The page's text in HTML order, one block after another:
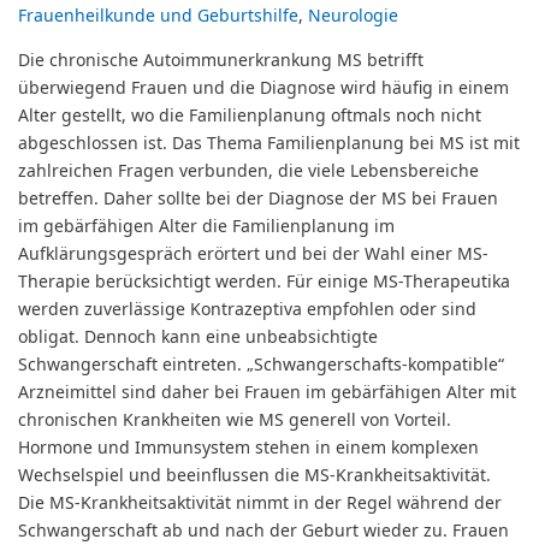
Frauenheilkunde und Geburtshilfe, Neurologie
Die chronische Autoimmunerkrankung MS betrifft
überwiegend Frauen und die Diagnose wird häufig in einem
Alter gestellt, wo die Familienplanung oftmals noch nicht
abgeschlossen ist. Das Thema Familienplanung bei MS ist mit
zahlreichen Fragen verbunden, die viele Lebensbereiche
betreffen. Daher sollte bei der Diagnose der MS bei Frauen
im gebärfähigen Alter die Familienplanung im
Aufklärungsgespräch erörtert und bei der Wahl einer MS-
Therapie berücksichtigt werden. Für einige MS-Therapeutika
werden zuverlässige Kontrazeptiva empfohlen oder sind
obligat. Dennoch kann eine unbeabsichtigte
Schwangerschaft eintreten. „Schwangerschafts-kompatible“
Arzneimittel sind daher bei Frauen im gebärfähigen Alter mit
chronischen Krankheiten wie MS generell von Vorteil.
Hormone und Immunsystem stehen in einem komplexen
Wechselspiel und beeinflussen die MS-Krankheitsaktivität.
Die MS-Krankheitsaktivität nimmt in der Regel während der
Schwangerschaft ab und nach der Geburt wieder zu. Frauen